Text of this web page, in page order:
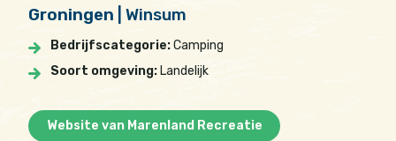
Groningen | Winsum
Bedrijfscategorie:Camping
Soort omgeving: Landelijk
Website van Marenland Recreatie